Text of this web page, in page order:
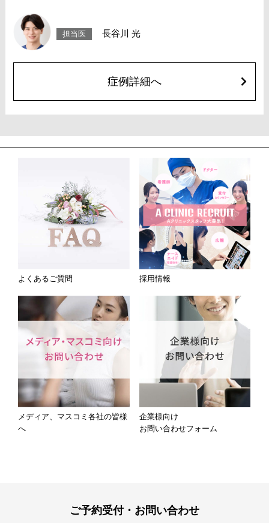
リスク、副作用：赤み、熱感、痛み、しびれ、むくみ、内出血、引き攣れ
感などが術後一時的に生じることがございます。また、稀に貧血、細菌感
染症、左右差、施術箇所の知覚鈍麻、ぼこつき、硬結、瘢痕化、色素沈
着、脂肪塞栓、皮膚のよれ、繊維の突出などを生じることがございます。
顔の脂肪吸引箇所の追加 1ヶ所ごと+162,800円(税込)
オプション：笑気麻酔 3,300円(税込)
施術内容：頬の上部の深い層にあるバッカルファットという脂肪を、口腔
内を1cm程切開して除去し、小顔・将来的なたるみ予防を目指す施術で
リスク、副作用：赤み、熱感、痛み、しびれ、むくみ、内出血などが術後
一時的に生じることがございます。また、稀に貧血、細菌感染症、左右
差、施術箇所の知覚鈍麻、へこみ、頬がこける、たるみ、硬結、瘢痕化、
色素沈着、脂肪塞栓などを生じることがございます。
費用：両側 437,800円(税込)
オプション：笑気麻酔 3,300円(税込)
担当医 長谷川 光
症例詳細へ
よくあるご質問 採用情報
メディア、マスコミ各社の皆様
へ
企業様向け
お問い合わせフォーム
ご予約受付・お問い合わせ